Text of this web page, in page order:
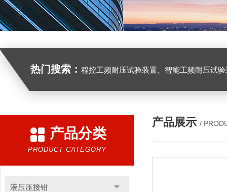
热门搜索： 程控工频耐压试验装置、智能工频耐压试验装置、工频耐压试验装置、工频耐压试验仪、工频耐压试验台、高压耐压试
产品分类
PRODUCT CATEGORY
液压压接钳
产品展示 /